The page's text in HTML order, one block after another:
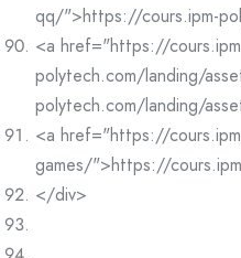
qq/">https://cours.ipm-
<a href="https://
polytech.com/landing/
polytech.com/landing/
<a href="https://
games/">https://
</div>